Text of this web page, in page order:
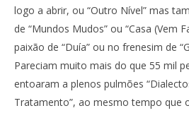
logo a abrir, ou “Outro Nível” mas
de “Mundos Mudos” ou “Casa (Vem
paixão de “Duía” ou no frenesim de
Pareciam muito mais do que 55 mil
entoaram a plenos pulmões
Tratamento”, ao mesmo tempo que